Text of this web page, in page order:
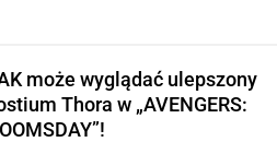
może wyglądać ulepszony
Thora w „AVENGERS: